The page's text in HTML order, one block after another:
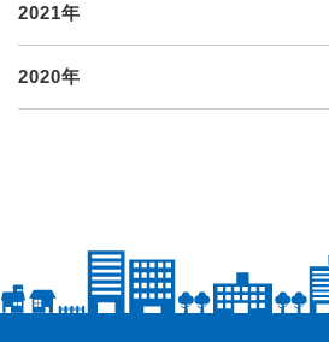
2021年
2020年